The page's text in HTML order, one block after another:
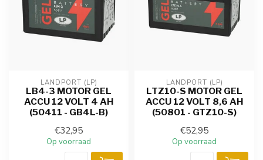
LANDPORT (LP)
LB4-3 MOTOR GEL
ACCU 12 VOLT 4 AH
(50411 - GB4L-B)
€32,95
Op voorraad
LANDPORT (LP)
LTZ10-S MOTOR GEL
ACCU 12 VOLT 8,6 AH
(50801 - GTZ10-S)
€52,95
Op voorraad